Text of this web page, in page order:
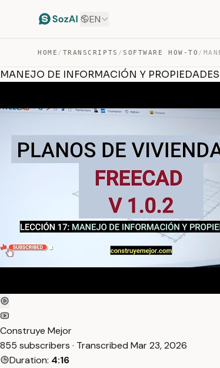
EN
HOME / TRANSCRIPTS /SOFTWARE HOW-TO /
MANEJO DE INFORMACIÓN Y
Construye Mejor
855 subscribers · Transcribed Mar 23, 2026
Duration: 4:16